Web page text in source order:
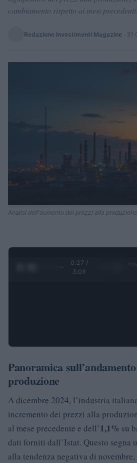
cambiamento rispetto ai mesi precedenti.
Redazione Investimenti Magazine · 31
Analisi dell'aumento dei prezzi alla
0:28 /
3:09
Panoramica
produzione
A dicembre 2024, l’industria
incremento dei prezzi alla
al mese precedente e dell’1,1% su
dati forniti dall’Istat. Questo segna
alla tendenza negativa di